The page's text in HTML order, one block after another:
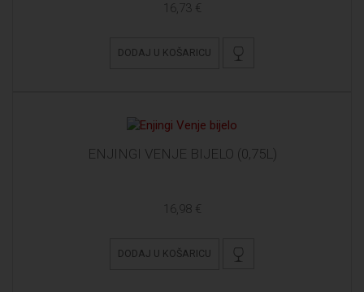
16,73 €
DODAJ U KOŠARICU
ENJINGI VENJE BIJELO (0,75L)
16,98 €
DODAJ U KOŠARICU